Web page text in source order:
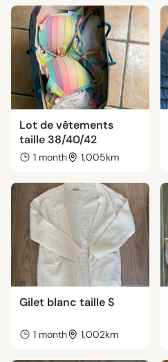
Lot de vêtements
taille 38/40/42
1 month 1,005km
Gilet blanc taille S
1 month 1,002km